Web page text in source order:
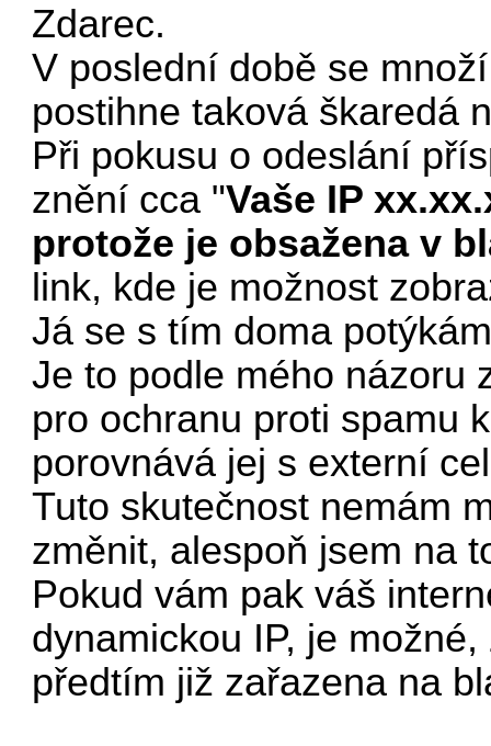
Zdarec.
V poslední době se
postihne taková škaredá
Při pokusu o odeslání
znění cca "Vaše IP
protože je obsažena v
link, kde je možnost
Já se s tím doma
Je to podle mého názoru
pro ochranu proti spamu
porovnává jej s externí
Tuto skutečnost nemám
změnit, alespoň jsem na
Pokud vám pak váš
dynamickou IP, je
předtím již zařazena na